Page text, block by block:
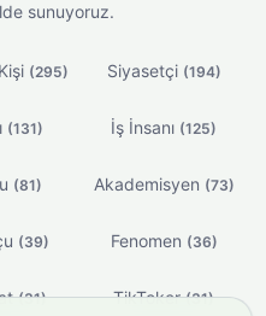
sunuyoruz.
(295) Siyasetçi (194)
(131) İş İnsanı (125)
(81) Akademisyen (73)
(39) Fenomen (36)
(31) TikToker(31)